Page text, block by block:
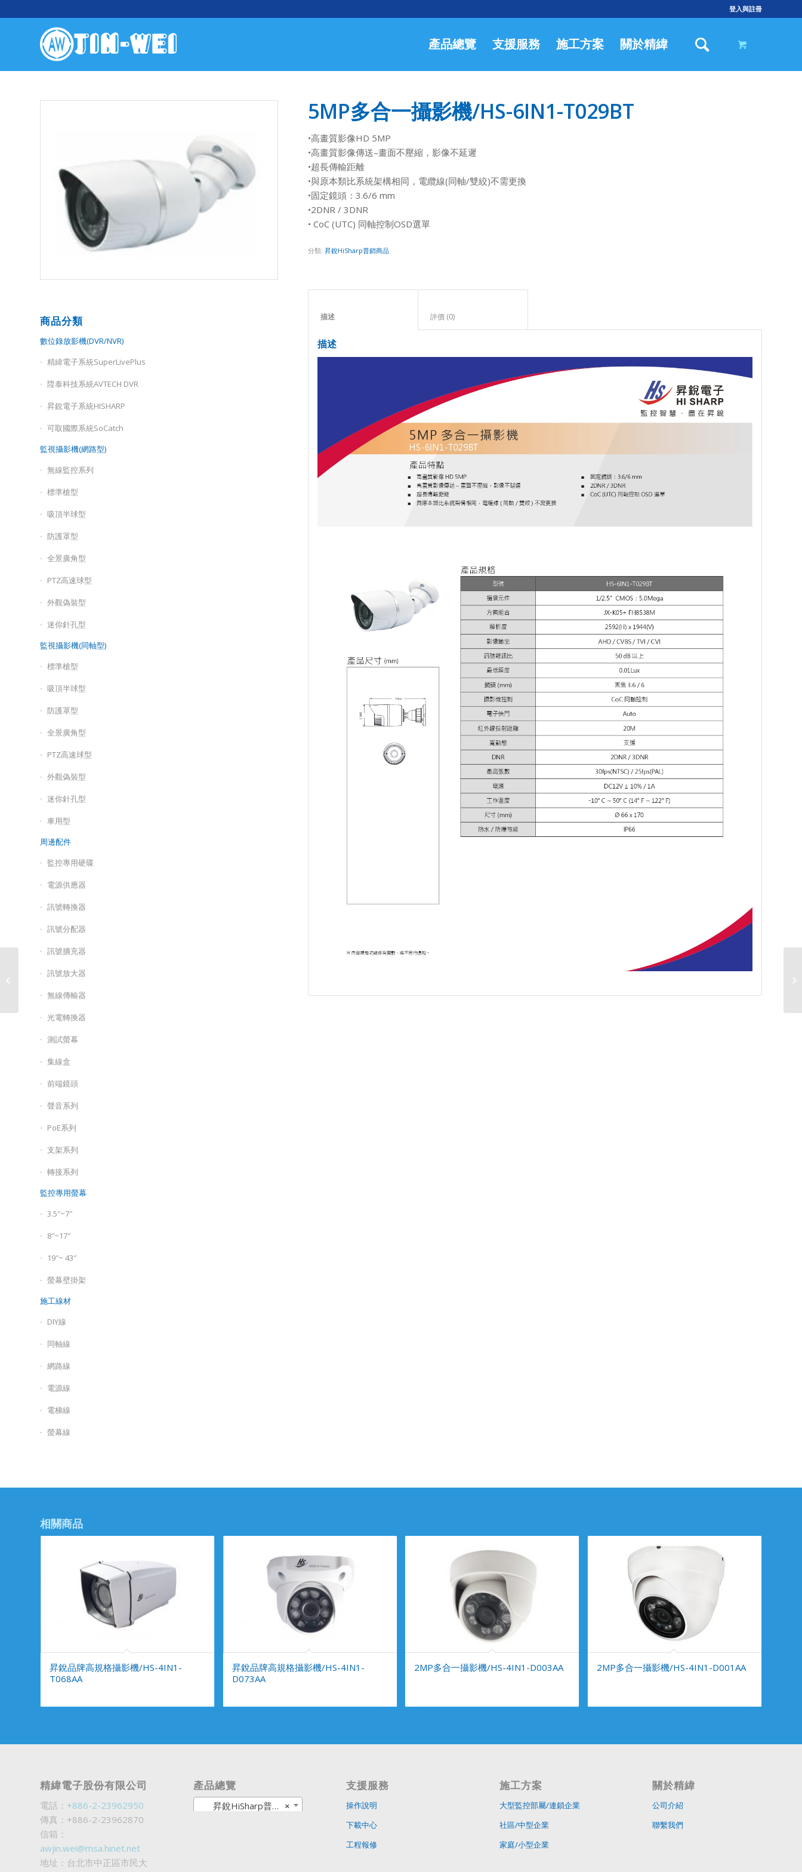
登入與註冊
產品總覽 支援服務 施工方案 關於精緯
商品分類
數位錄放影機(DVR/NVR)
精緯電子系統SuperLivePlus
陞泰科技系統AVTECH DVR
昇銳電子系統HISHARP
可取國際系統SoCatch
監視攝影機(網路型)
無線監控系列
標準槍型
吸頂半球型
防護罩型
全景廣角型
PTZ高速球型
外觀偽裝型
迷你針孔型
監視攝影機(同軸型)
標準槍型
吸頂半球型
防護罩型
全景廣角型
PTZ高速球型
外觀偽裝型
迷你針孔型
車用型
周邊配件
監控專用硬碟
電源供應器
訊號轉換器
訊號分配器
訊號擴充器
訊號放大器
無線傳輸器
光電轉換器
測試螢幕
集線盒
前端鏡頭
聲音系列
PoE系列
支架系列
轉接系列
監控專用螢幕
3.5″~7″
8″~17″
19″~ 43″
螢幕壁掛架
施工線材
DIY線
同軸線
網路線
電源線
電梯線
螢幕線
5MP多合一攝影機/HS-6IN1-T029BT
•高畫質影像HD 5MP
•高畫質影像傳送–畫面不壓縮，影像不延遲
•超長傳輸距離
•與原本類比系統架構相同，電纜線(同軸/雙絞)不需更換
•固定鏡頭：3.6/6 mm
•2DNR / 3DNR
• CoC (UTC) 同軸控制OSD選單
分類:昇銳HiSharp普銷商品
描述
相關商品
昇銳品牌高規格攝影機/HS-4IN1-
T068AA
昇銳品牌高規格攝影機/HS-4IN1-
D073AA
2MP多合一攝影機/HS-4IN1-D003AA 2MP多合一攝影機/HS-4IN1-D001AA
精緯電子股份有限公司
電話： +886-2-23962950
傳真：+886-2-23962870
信箱：
awjin.wei@msa.hinet.net
地址：台北市中正區市民大
產品總覽
×
昇銳HiSharp普銷商品
支援服務
操作說明
下載中心
工程報修
施工方案
大型監控部屬/連鎖企業
社區/中型企業
家庭/小型企業
關於精緯
公司介紹
聯繫我們
5MP多合一攝影機/HS-